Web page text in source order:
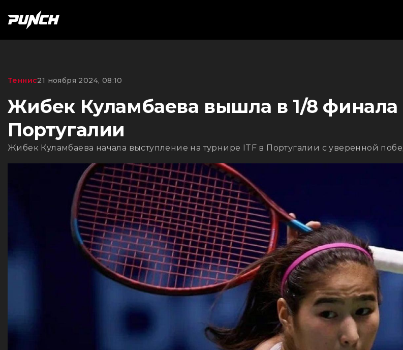
Теннис21 ноября 2024, 08:10
Жибек Куламбаева вышла в 1/8 финала
Португалии
Жибек Куламбаева начала выступление на турнире ITF в Португалии с уверенной